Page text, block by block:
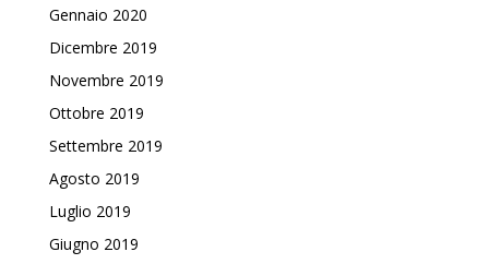
Gennaio 2020
Dicembre 2019
Novembre 2019
Ottobre 2019
Settembre 2019
Agosto 2019
Luglio 2019
Giugno 2019